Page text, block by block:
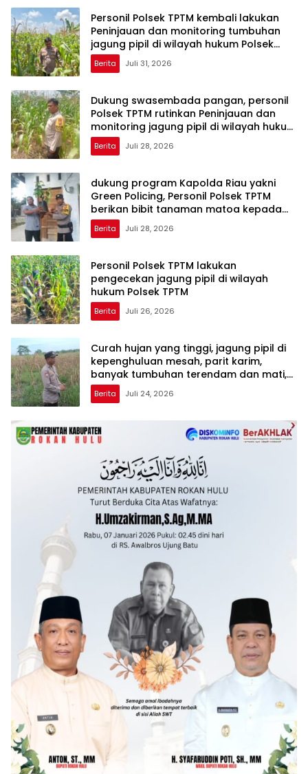
Personil Polsek TPTM kembali lakukan
Peninjauan dan monitoring tumbuhan
jagung pipil di wilayah hukum Polsek
TPTM
Berita Juli 31, 2026
Dukung swasembada pangan, personil
Polsek TPTM rutinkan Peninjauan dan
monitoring jagung pipil di wilayah hukum
Polsek TPTM
Berita Juli 28, 2026
dukung program Kapolda Riau yakni
Green Policing, Personil Polsek TPTM
berikan bibit tanaman matoa kepada
masyarakat
Berita Juli 28, 2026
Personil Polsek TPTM lakukan
pengecekan jagung pipil di wilayah
hukum Polsek TPTM
Berita Juli 26, 2026
Curah hujan yang tinggi, jagung pipil di
kepenghuluan mesah, parit karim,
banyak tumbuhan terendam dan mati,
personil TPTM gerak cepat turun
langsung meninjau kelapangan
Berita Juli 24, 2026